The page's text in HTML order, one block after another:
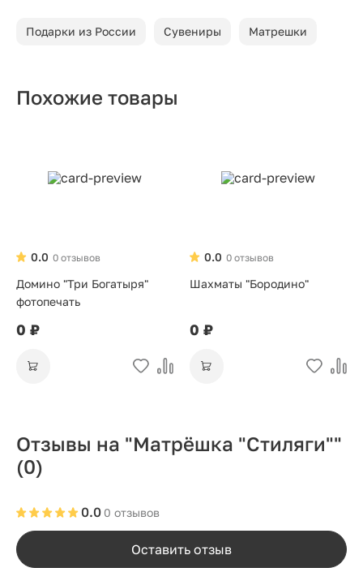
Подарки из России Сувениры Матрешки
Похожие товары
0 отзывов
0.0
Домино "Три Богатыря"
фотопечать
0 ₽
0 отзывов
0.0
Шахматы "Бородино"
0 ₽
Отзывы на "Матрёшка "Стиляги""
(0)
0 отзывов
0.0
Оставить отзыв